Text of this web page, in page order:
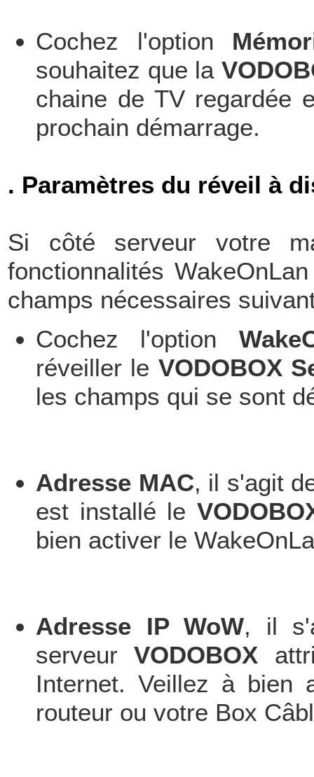
Cochez l'option
souhaitez que la
chaine de TV regardée
prochain démarrage.
. Paramètres du réveil à
Si côté serveur votre
fonctionnalités
champs nécessaires
Cochez l'option
réveiller le VODOBOX
les champs qui se sont
Adresse MAC, il s'agit
est installé le
bien activer le
Adresse IP WoW, il
serveurVODOBOX
Internet. Veillez à bien
routeur ou votre Box